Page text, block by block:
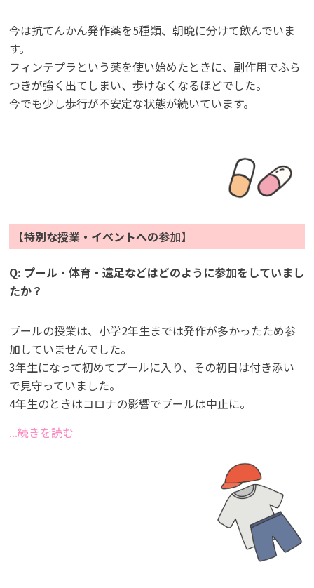
今は抗てんかん発作薬を5種類、朝晩に分けて飲んでいま
す。
フィンテプラという薬を使い始めたときに、副作用でふら
つきが強く出てしまい、歩けなくなるほどでした。
今でも少し歩行が不安定な状態が続いています。
【特別な授業・イベントへの参加】
Q: プール・体育・遠足などはどのように参加をしていまし
たか？
プールの授業は、小学2年生までは発作が多かったため参
加していませんでした。
3年生になって初めてプールに入り、その初日は付き添い
で見守っていました。
4年生のときはコロナの影響でプールは中止に。
...続きを読む